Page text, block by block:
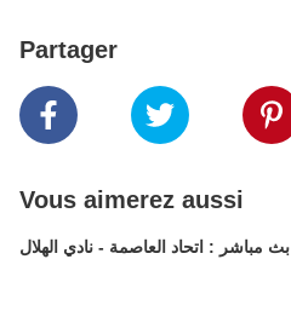
Partager
Vous aimerez aussi
بث مباشر : اتحاد العاصمة - نادي الهلال